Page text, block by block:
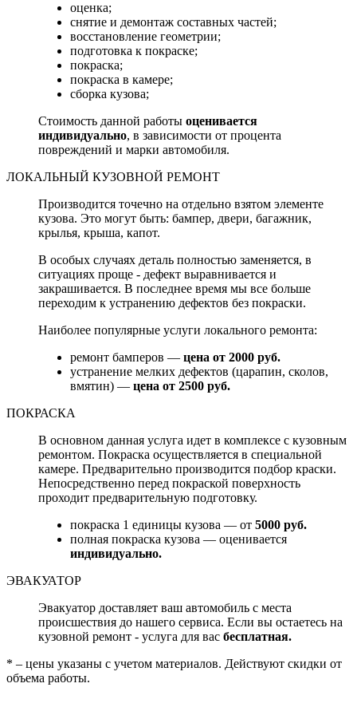
оценка;
снятие и демонтаж составных частей;
восстановление геометрии;
подготовка к покраске;
покраска;
покраска в камере;
сборка кузова;
Стоимость данной работы оценивается
индивидуально, в зависимости от процента
повреждений и марки автомобиля.
ЛОКАЛЬНЫЙ КУЗОВНОЙ РЕМОНТ
Производится точечно на отдельно взятом элементе
кузова. Это могут быть: бампер, двери, багажник,
крылья, крыша, капот.
В особых случаях деталь полностью заменяется, в
ситуациях проще - дефект выравнивается и
закрашивается. В последнее время мы все больше
переходим к устранению дефектов без покраски.
Наиболее популярные услуги локального ремонта:
ремонт бамперов — цена от 2000 руб.
устранение мелких дефектов (царапин, сколов,
вмятин) — цена от 2500 руб.
ПОКРАСКА
В основном данная услуга идет в комплексе с кузовным
ремонтом. Покраска осуществляется в специальной
камере. Предварительно производится подбор краски.
Непосредственно перед покраской поверхность
проходит предварительную подготовку.
покраска 1 единицы кузова — от 5000 руб.
полная покраска кузова — оценивается
индивидуально.
ЭВАКУАТОР
Эвакуатор доставляет ваш автомобиль с места
происшествия до нашего сервиса. Если вы остаетесь на
кузовной ремонт - услуга для вас бесплатная.
* – цены указаны с учетом материалов. Действуют скидки от
объема работы.